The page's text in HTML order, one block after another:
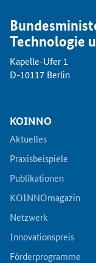
Technologie
Kapelle-Ufer 1
D-10117 Berlin
KOINNO
Aktuelles
Praxisbeispiele
Publikationen
KOINNOmagazin
Netzwerk
Innovationspreis
Förderprogramme